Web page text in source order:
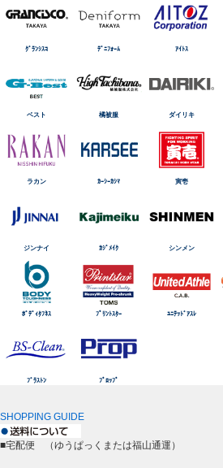
ｸﾞﾗﾝｼｽｺ ﾃﾞﾆﾌｫｰﾑ ｱｲﾄｽ
ベスト 橘被服 ダイリキ
ラカン ｶｰｼｰｶｼﾏ 寅壱
ジンナイ ｶｼﾞﾒｲｸ シンメン
ﾎﾞﾃﾞｨﾀﾌﾈｽ ﾌﾟﾘﾝﾄｽﾀｰ ﾕﾆﾃｯﾄﾞｱｽﾚ
ﾌﾞﾗｽﾄﾝ ﾌﾟﾛｯﾌﾟ
SHOPPING GUIDE
■宅配便 （ゆうぱっくまたは福山通運）